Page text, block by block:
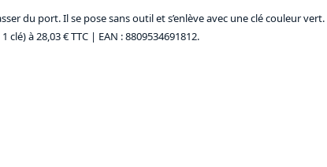
du port. Il se pose sans outil et s’enlève avec une clé couleur vert.
clé) à 28,03 € TTC | EAN : 8809534691812.